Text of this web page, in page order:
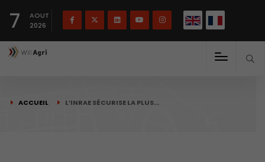
7
AOUT
2026
ACCUEIL L’INRAE SÉCURISE LA PLUS…
Français English(English)